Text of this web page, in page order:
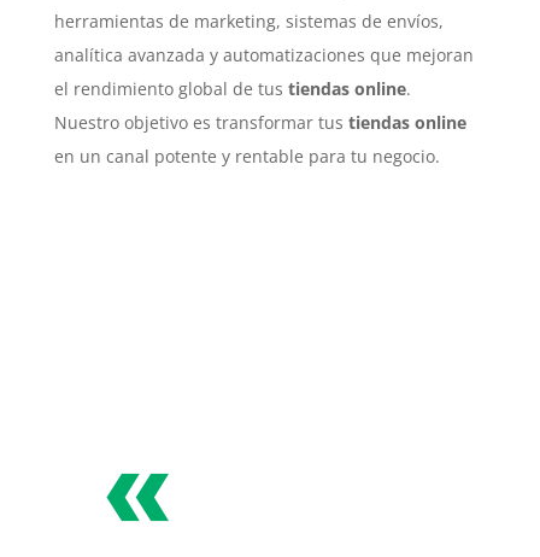
herramientas de marketing, sistemas de envíos,
analítica avanzada y automatizaciones que mejoran
el rendimiento global de tus tiendas online.
Nuestro objetivo es transformar tus tiendas online
en un canal potente y rentable para tu negocio.
«